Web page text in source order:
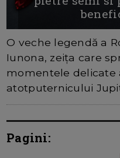
O veche legendă a
Iunona, zeița care
momentele delicate
atotputernicului
Pagini: